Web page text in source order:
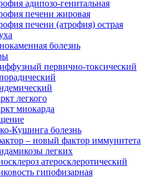
адипозо-генитальная
печени жировая
печени (атрофия) острая
болезнь
первично-токсический
легкого
миокарда
Кушинга болезнь
– новый фактор иммунитета
легких
атеросклеротический
гипофизарная